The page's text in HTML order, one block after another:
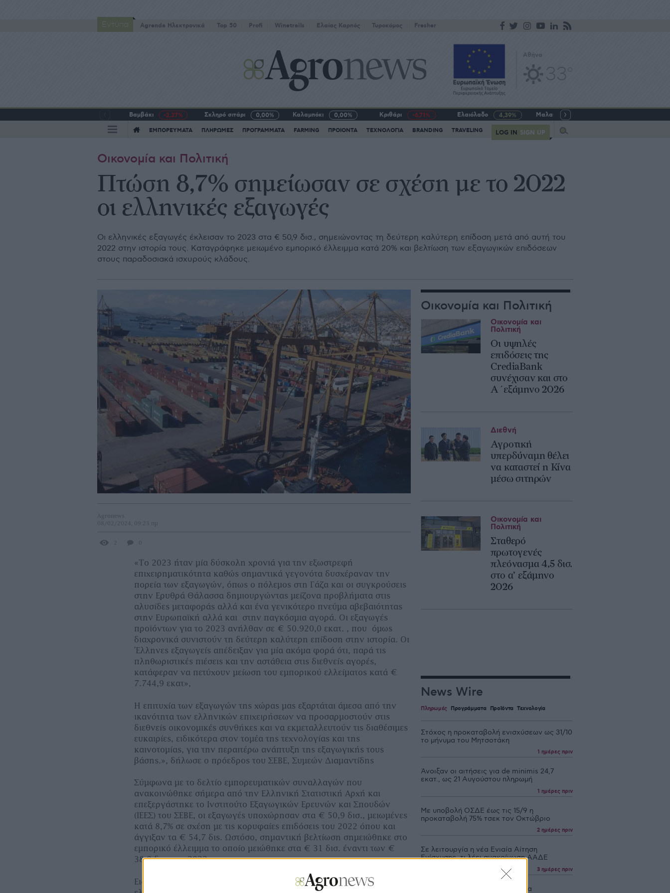
Έντυπα Agrenda Ηλεκτρονικά Top 50 Profi Winetrails Eλαίας Καρπός Τυροκόμος Fresher
Βαμβάκι -2,37% Σκληρό σιτάρι 0,00% Καλαμπόκι 0,00% Κριθάρι -6,71% Ελαιόλαδο 4,39% Μαλακό σιτάρι
ΕΜΠΟΡΕΥΜΑΤΑ ΠΛΗΡΩΜΕΣ ΠΡΟΓΡΑΜΜΑΤΑ FARMING ΠΡΟΙΟΝΤΑ ΤΕΧΝΟΛΟΓΙΑ BRANDING TRAVELING LOG IN SIGN UP
Οικονομία και Πολιτική
Πτώση 8,7% σημείωσαν σε σχέση με το 2022
οι ελληνικές εξαγωγές
Οι ελληνικές εξαγωγές έκλεισαν το 2023 στα € 50,9 δισ., σημειώνοντας τη δεύτερη καλύτερη επίδοση μετά από αυτή του
2022 στην ιστορία τους. Καταγράφηκε μειωμένο εμπορικό έλλειμμα κατά 20% και βελτίωση των εξαγωγικών επιδόσεων
στους παραδοσιακά ισχυρούς κλάδους.
Agronews
08/02/2024, 09:23 πμ
0
«Το 2023 ήταν μία δύσκολη χρονιά για την εξωστρεφή
επιχειρηματικότητα καθώς σημαντικά γεγονότα δυσχέραναν την
πορεία των εξαγωγών, όπως ο πόλεμος στη Γάζα και οι συγκρούσεις
στην Ερυθρά Θάλασσα δημιουργώντας μείζονα προβλήματα στις
αλυσίδες μεταφοράς αλλά και ένα γενικότερο πνεύμα αβεβαιότητας
στην Ευρωπαϊκή αλλά και στην παγκόσμια αγορά. Οι εξαγωγές
προϊόντων για το 2023 ανήλθαν σε € 50.920,0 εκατ. , που όμως
διαχρονικά συνιστούν τη δεύτερη καλύτερη επίδοση στην ιστορία. Οι
Έλληνες εξαγωγείς απέδειξαν για μία ακόμα φορά ότι, παρά τις
πληθωριστικές πιέσεις και την αστάθεια στις διεθνείς αγορές,
κατάφεραν να πετύχουν μείωση του εμπορικού ελλείματος κατά €
7.744,9 εκατ»,
Η επιτυχία των εξαγωγών της χώρας μας εξαρτάται άμεσα από την
ικανότητα των ελληνικών επιχειρήσεων να προσαρμοστούν στις
διεθνείς οικονομικές συνθήκες και να εκμεταλλευτούν τις διαθέσιμες
ευκαιρίες, ειδικότερα στον τομέα της τεχνολογίας και της
καινοτομίας, για την περαιτέρω ανάπτυξη της εξαγωγικής τους
βάσης.», δήλωσε ο πρόεδρος του ΣΕΒΕ, Συμεών Διαμαντίδης
Σύμφωνα με το δελτίο εμπορευματικών συναλλαγών που
ανακοινώθηκε σήμερα από την Ελληνική Στατιστική Αρχή και
επεξεργάστηκε το Ινστιτούτο Εξαγωγικών Ερευνών και Σπουδών
(ΙΕΕΣ) του ΣΕΒΕ, οι εξαγωγές υποχώρησαν στα € 50,9 δισ., μειωμένες
κατά 8,7% σε σχέση με τις κορυφαίες επιδόσεις του 2022 όπου και
άγγιξαν τα € 54,7 δις. Ωστόσο, σημαντική βελτίωση σημειώθηκε στο
εμπορικό έλλειμμα το οποίο μειώθηκε στα € 31 δισ. έναντι των €
38,8 δισ. του 2022.
Ειδικότερα για τον μήνα Δεκέμβριο του 2023, η συνολική αξία των
Οικονομία και Πολιτική
Οι υψηλές
επιδόσεις της
CrediaBank
συνέχισαν και στο
Α΄εξάμηνο 2026
Οικονομία και
Πολιτική
Αγροτική
υπερδύναμη θέλει
να καταστεί η Κίνα
μέσω σιτηρών
Διεθνή
Σταθερό
πρωτογενές
πλεόνασμα 4,5 δισ.
στο α’ εξάμηνο
2026
Οικονομία και
Πολιτική
News Wire
Πληρωμές Προγράμματα Προϊόντα Τεχνολογία
Στόχος η προκαταβολή ενισχύσεων ως 31/10
το μήνυμα του Μητσοτάκη
1 ημέρες πριν
Άνοιξαν οι αιτήσεις για de minimis 24,7
εκατ., ως 21 Αυγούστου πληρωμή
1 ημέρες πριν
Με υποβολή ΟΣΔΕ έως τις 15/9 η
προκαταβολή 75% τσεκ τον Οκτώβριο
2 ημέρες πριν
Σε λειτουργία η νέα Ενιαία Αίτηση
Ενίσχυσης, τι λέει ανακοίνωση ΑΑΔΕ
3 ημέρες πριν
Αποζημιώσεις 4,2 εκατ. ευρώ για